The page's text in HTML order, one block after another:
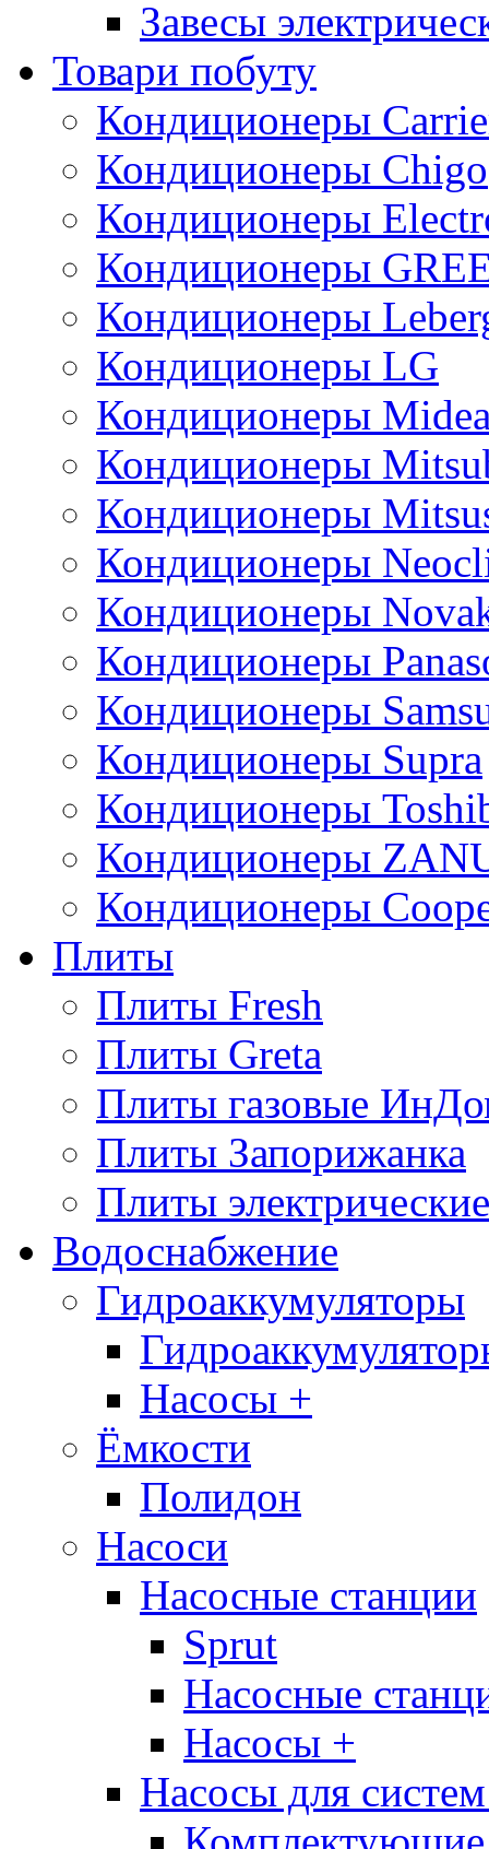
Завесы
Товари побуту
Кондиционеры
Кондиционеры Chigo
Кондиционеры
Кондиционеры
Кондиционеры
Кондиционеры LG
Кондиционеры
Кондиционеры
Кондиционеры
Кондиционеры
Кондиционеры
Кондиционеры
Кондиционеры
Кондиционеры Supra
Кондиционеры
Кондиционеры
Кондиционеры
Плиты
Плиты Fresh
Плиты Greta
Плиты газовые
Плиты Запорижанка
Плиты
Водоснабжение
Гидроаккумуляторы
Насосы +
Ёмкости
Полидон
Насоси
Насосные станции
Sprut
Насосные
Насосы +
Насосы для